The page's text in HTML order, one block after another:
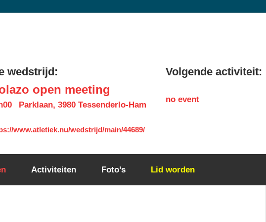
wedstrijd:
open meeting
Parklaan, 3980 Tessenderlo-Ham
www.atletiek.nu/wedstrijd/main/44689/
Volgende activiteit:
no event
Activiteiten Foto’s Lid worden